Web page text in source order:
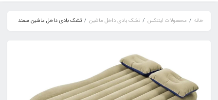
خانه محصولات اینتکس تشک بادی داخل ماشین تشک بادی داخل ماشین سمند